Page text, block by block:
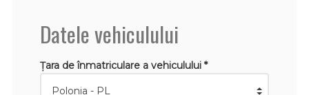
Datele vehiculului
Țara de înmatriculare a vehiculului *